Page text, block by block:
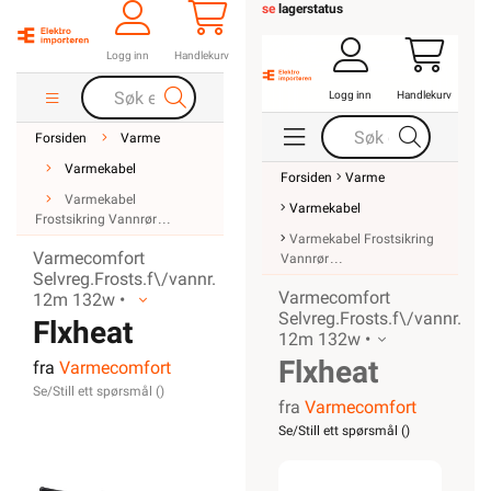
Logg inn Handlekurv
Forsiden
Varme
Varmekabel
Varmekabel
Frostsikring Vannrør
Varmecomfort
Selvreg.Frosts.f\/vannr.
12m 132w •
Flxheat
selvreg.
frostsikringskabel
fra Varmecomfort
Se/Still ett spørsmål ()
se lagerstatus
Logg inn Handlekurv
Forsiden
Varme
Varmekabel
Varmekabel Frostsikring
Vannrør
Varmecomfort
Selvreg.Frosts.f\/vannr.
12m 132w •
Flxheat
selvreg.
fra Varmecomfort
Se/Still ett spørsmål ()